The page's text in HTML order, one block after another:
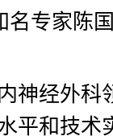
神经外
平和技